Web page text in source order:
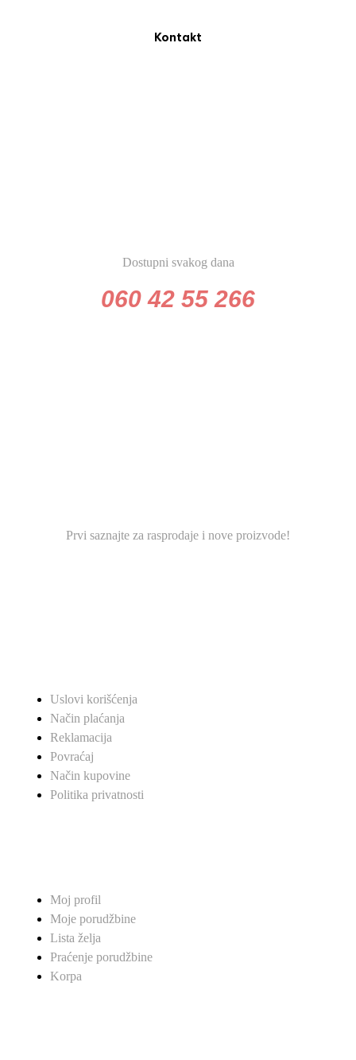
Kontakt
Dostupni svakog dana
060 42 55 266
Prvi saznajte za rasprodaje i nove proizvode!
Uslovi korišćenja
Način plaćanja
Reklamacija
Povraćaj
Način kupovine
Politika privatnosti
Moj profil
Moje porudžbine
Lista želja
Praćenje porudžbine
Korpa